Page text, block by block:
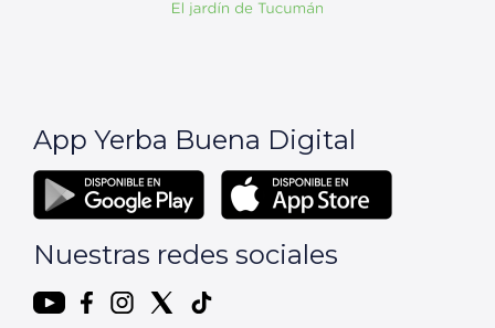
App Yerba Buena Digital
Nuestras redes sociales